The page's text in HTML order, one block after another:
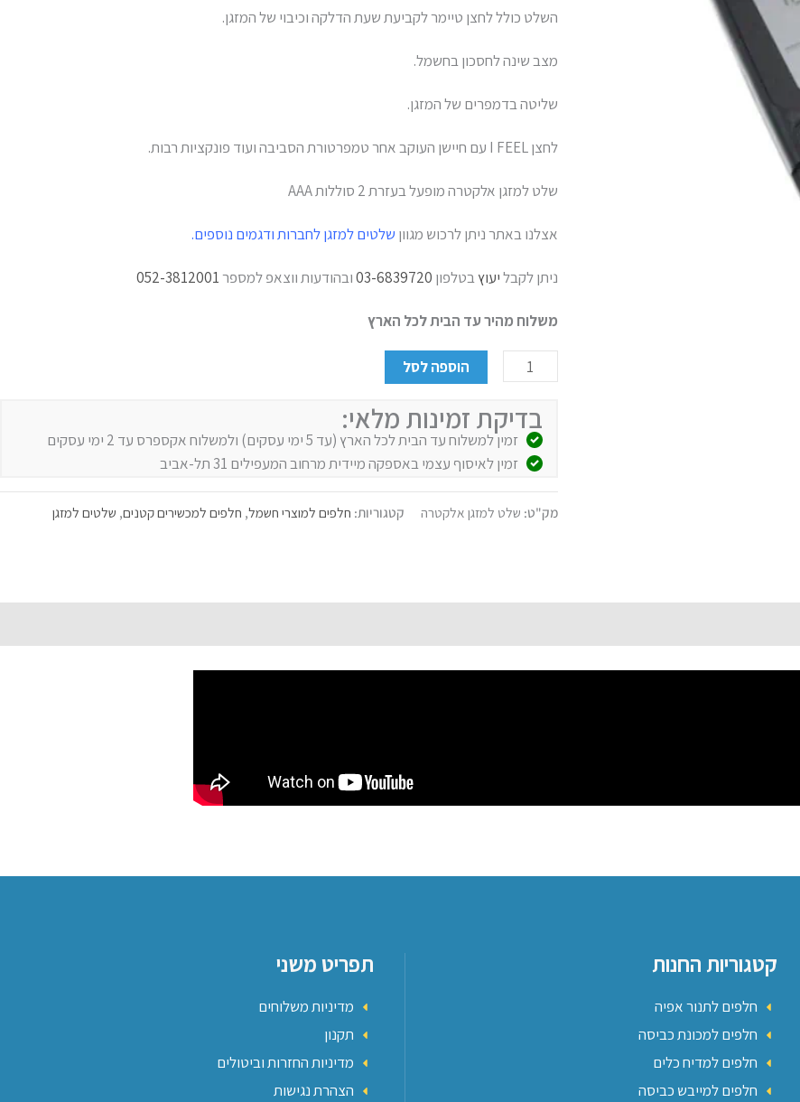
השלט כולל לחצן טיימר לקביעת שעת הדלקה וכיבוי של המזגן.
מצב שינה לחסכון בחשמל.
שליטה בדמפרים של המזגן.
לחצן I FEEL עם חיישן העוקב אחר טמפרטורת הסביבה ועוד פונקציות רבות.
שלט למזגן אלקטרה מופעל בעזרת 2 סוללות AAA
אצלנו באתר ניתן לרכוש מגוון שלטים למזגן לחברות ודגמים נוספים.
ניתן לקבליעוץבטלפון 03-6839720ובהודעות ווצאפ למספר052-3812001
משלוח מהיר עד הבית לכל הארץ
הוספה לסל
בדיקת זמינות מלאי:
זמין למשלוח עד הבית לכל הארץ (עד 5 ימי עסקים) ולמשלוח אקספרס עד 2 ימי עסקים
זמין לאיסוף עצמי באספקה מיידית מרחוב המעפילים 31 תל-אביב
מק"ט: שלט למזגן אלקטרה קטגוריות: חלפים למוצרי חשמל, חלפים למכשירים קטנים, שלטים למזגן
קטגוריות החנות
חלפים לתנור אפיה
חלפים למכונת כביסה
חלפים למדיח כלים
חלפים למייבש כביסה
תפריט משני
מדיניות משלוחים
תקנון
מדיניות החזרות וביטולים
הצהרת נגישות